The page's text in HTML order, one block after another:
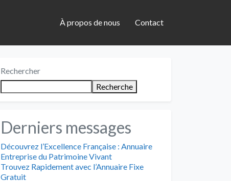
À propos de nous Contact
Rechercher
Recherche
Derniers messages
Découvrez l’Excellence Française : Annuaire
Entreprise du Patrimoine Vivant
Trouvez Rapidement avec l’Annuaire Fixe
Gratuit